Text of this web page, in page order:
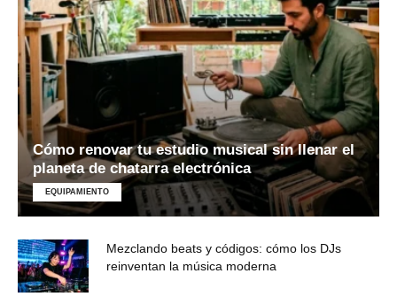
Cómo renovar tu estudio musical sin llenar el
planeta de chatarra electrónica
EQUIPAMIENTO
Mezclando beats y códigos: cómo los DJs
reinventan la música moderna